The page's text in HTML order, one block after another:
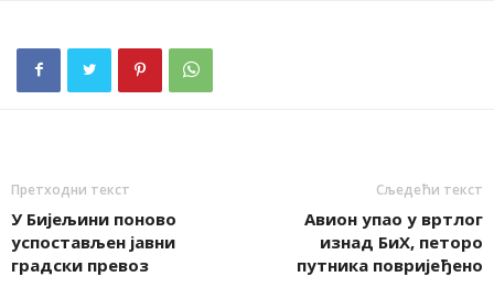
Претходни текст
У Бијељини поново
успостављен јавни
градски превоз
Сљедећи текст
Авион упао у вртлог
изнад БиХ, петоро
путника повријеђено